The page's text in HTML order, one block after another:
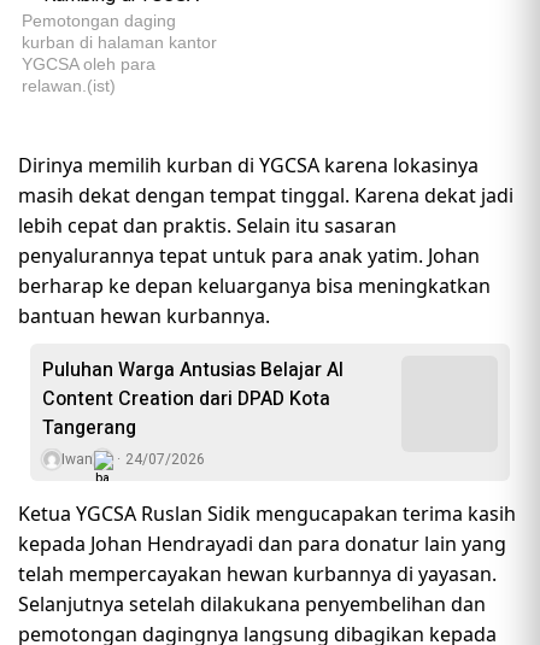
Pemotongan daging
kurban di halaman kantor
YGCSA oleh para
relawan.(ist)
Dirinya memilih kurban di YGCSA karena lokasinya
masih dekat dengan tempat tinggal. Karena dekat jadi
lebih cepat dan praktis. Selain itu sasaran
penyalurannya tepat untuk para anak yatim. Johan
berharap ke depan keluarganya bisa meningkatkan
bantuan hewan kurbannya.
Puluhan Warga Antusias Belajar AI
Content Creation dari DPAD Kota
Tangerang
Iwan 24/07/2026
Ketua YGCSA Ruslan Sidik mengucapakan terima kasih
kepada Johan Hendrayadi dan para donatur lain yang
telah mempercayakan hewan kurbannya di yayasan.
Selanjutnya setelah dilakukana penyembelihan dan
pemotongan dagingnya langsung dibagikan kepada